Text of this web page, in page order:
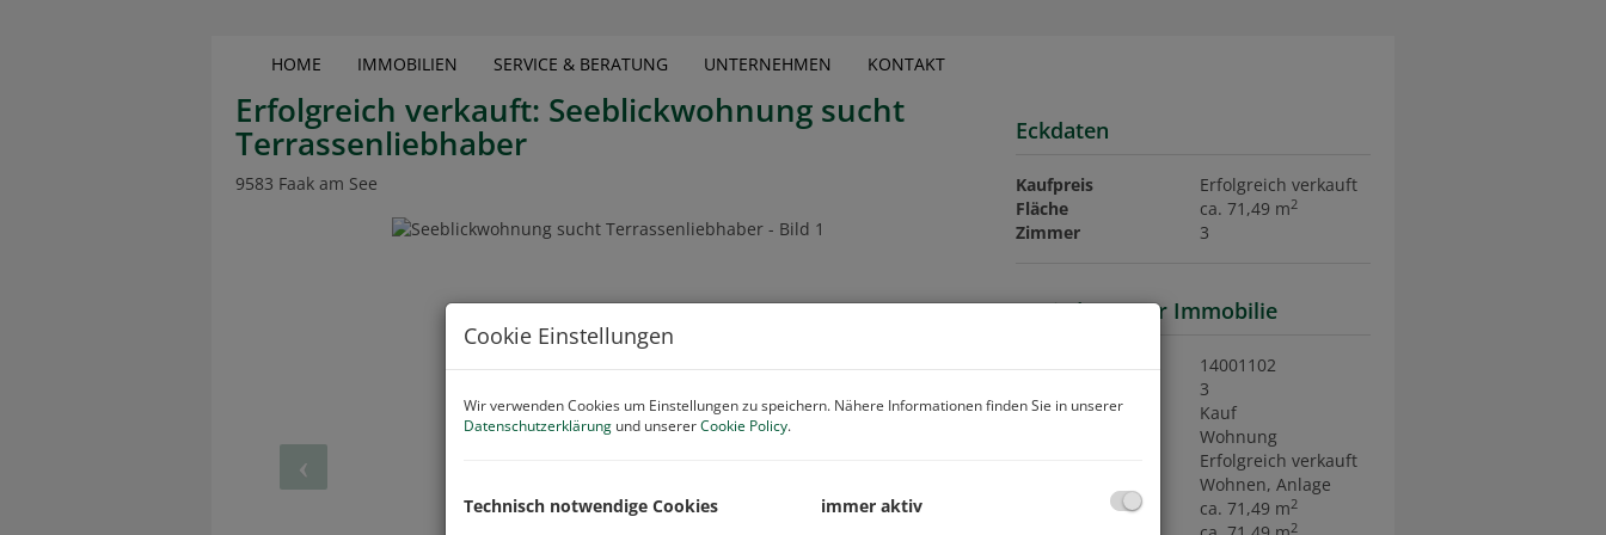
HOME IMMOBILIEN SERVICE & BERATUNG UNTERNEHMEN KONTAKT
Erfolgreich verkauft: Seeblickwohnung sucht
Terrassenliebhaber
9583 Faak am See
Eckdaten
Kaufpreis
Erfolgreich verkauft
Fläche
ca. 71,49 m2
Zimmer 3
Basisdaten zur Immobilie
Objektnr.
14001102
3
Vermarktungsart
Kauf
Wohnung
Erfolgreich verkauft
Wohnen Anlage
ca. 71,49 m2
2
Cookie Einstellungen
Wir verwenden Cookies um Einstellungen zu speichern. Nähere Informationen finden Sie in unserer
Datenschutzerklärung und unsererCookie Policy.
Technisch notwendige Cookies immer aktiv